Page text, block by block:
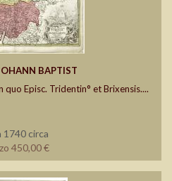
BAPTIST
Episc. Tridentin° et Brixensis....
1740 circa
450,00 €